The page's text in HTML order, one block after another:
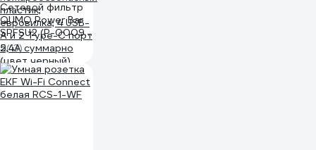
Сетевой фильтр
QUMO Power Bar
SPFSU2 (P-0009),
5 выключаемых
розеток, 2500 Вт,
10A, кабель 2м 3*1
мм чистая медь,
пожаробезопасный
5(13)